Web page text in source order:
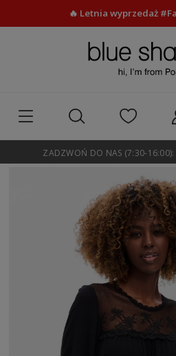
🔥 Letnia wyprzedaż
ZADZWOŃ DO NAS (7:30-16:00):